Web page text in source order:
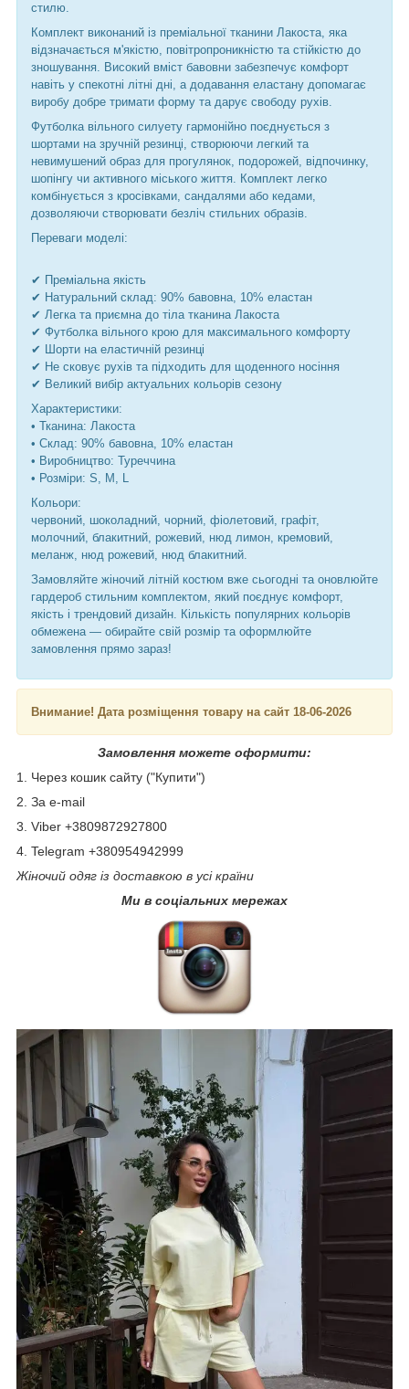
стилю.
Комплект виконаний із преміальної тканини Лакоста, яка
відзначається м'якістю, повітропроникністю та стійкістю до
зношування. Високий вміст бавовни забезпечує комфорт
навіть у спекотні літні дні, а додавання еластану допомагає
виробу добре тримати форму та дарує свободу рухів.
Футболка вільного силуету гармонійно поєднується з
шортами на зручній резинці, створюючи легкий та
невимушений образ для прогулянок, подорожей, відпочинку,
шопінгу чи активного міського життя. Комплект легко
комбінується з кросівками, сандалями або кедами,
дозволяючи створювати безліч стильних образів.
Переваги моделі:
✔ Преміальна якість
✔ Натуральний склад: 90% бавовна, 10% еластан
✔ Легка та приємна до тіла тканина Лакоста
✔ Футболка вільного крою для максимального комфорту
✔ Шорти на еластичній резинці
✔ Не сковує рухів та підходить для щоденного носіння
✔ Великий вибір актуальних кольорів сезону
Характеристики:
• Тканина: Лакоста
• Склад: 90% бавовна, 10% еластан
• Виробництво: Туреччина
• Розміри: S, M, L
Кольори:
червоний, шоколадний, чорний, фіолетовий, графіт,
молочний, блакитний, рожевий, нюд лимон, кремовий,
меланж, нюд рожевий, нюд блакитний.
Замовляйте жіночий літній костюм вже сьогодні та оновлюйте
гардероб стильним комплектом, який поєднує комфорт,
якість і трендовий дизайн. Кількість популярних кольорів
обмежена — обирайте свій розмір та оформлюйте
замовлення прямо зараз!
Внимание! Дата розміщення товару на сайт 18-06-2026
Замовлення можете оформити:
1. Через кошик сайту ("Купити")
2. За e-mail
3. Viber +3809872927800
4. Telegram +380954942999
Жіночий одяг із доставкою в усі країни
Ми в соціальних мережах